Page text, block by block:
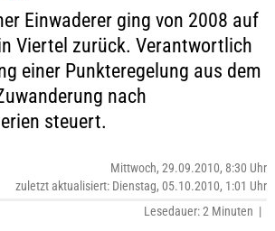
Einwaderer ging von 2008 auf
Viertel zurück. Verantwortlich
einer Punkteregelung aus dem
nach
steuert.
Mittwoch, 29.09.2010, 8:30 Uhr
zuletzt aktualisiert: Dienstag, 05.10.2010, 1:01 Uhr
Lesedauer: 2 Minuten |